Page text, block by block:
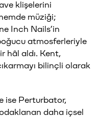
klişelerini
müziği;
Inch Nails’in
atmosferleriyle
hâl aldı. Kent,
bilinçli olarak
ise Perturbator,
daha içsel